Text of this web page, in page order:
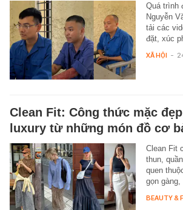
Quá trình
Nguyễn
tải các
đặt, xúc
XÃ HỘI -
Clean Fit: Công thức mặc
luxury từ những món đồ cơ
Clean Fit
thun,
quen
gọn gàng,
BEAUTY &